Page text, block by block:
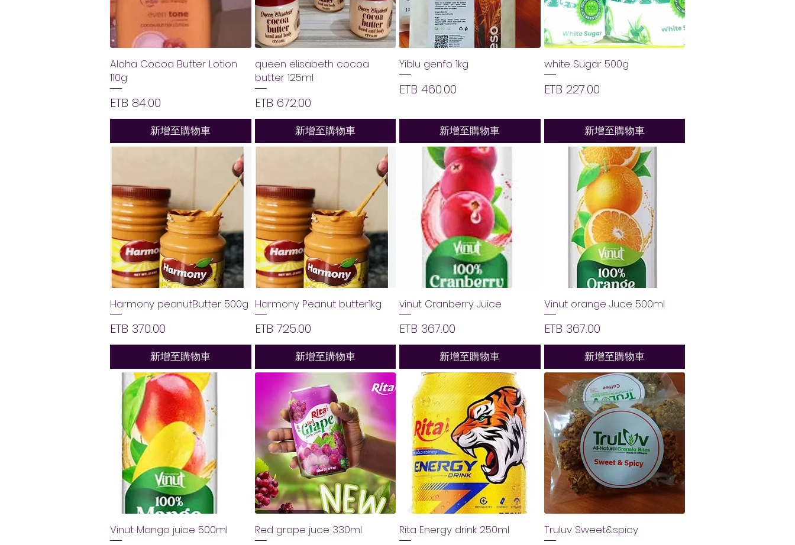
Aloha Cocoa Butter Lotion
110g
價格
ETB 84.00
新增至購物車
queen elisabeth cocoa
butter 125ml
價格
ETB 672.00
新增至購物車
Yiblu genfo 1kg
價格
ETB 460.00
新增至購物車
white Sugar 500g
價格
ETB 227.00
新增至購物車
Harmony peanutButter 500g
價格
ETB 370.00
新增至購物車
Harmony Peanut butter1kg
價格
ETB 725.00
新增至購物車
vinut Cranberry Juice
價格
ETB 367.00
新增至購物車
Vinut orange Juce 500ml
價格
ETB 367.00
新增至購物車
Vinut Mango juice 500ml Red grape juce 330ml Rita Energy drink 250ml Truluv Sweet&spicy